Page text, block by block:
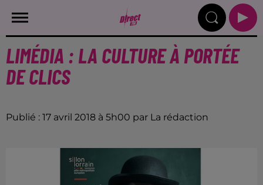
LIMÉDIA : LA CULTURE À PORTÉE
DE CLICS
Publié : 17 avril 2018 à 5h00 par La rédaction